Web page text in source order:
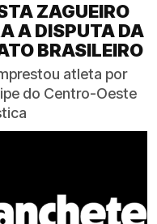
ZAGUEIRO
A DISPUTA DA
BRASILEIRO
atleta por
do Centro-Oeste